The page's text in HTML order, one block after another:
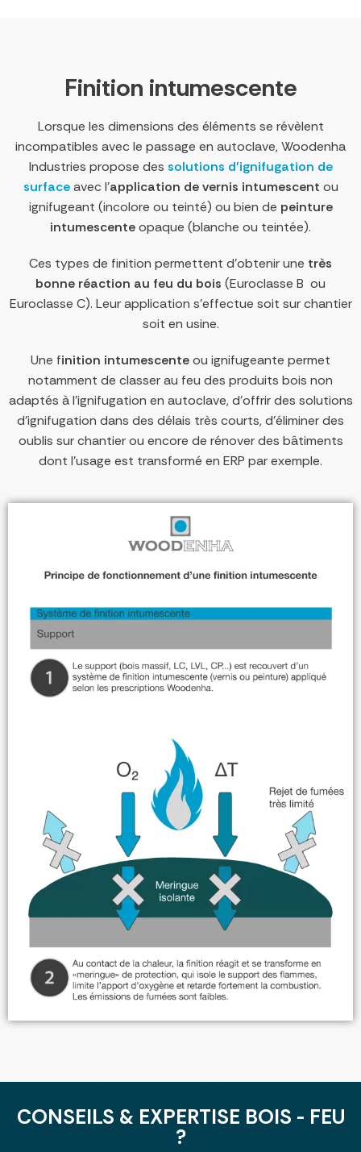
Finition intumescente
Lorsque les dimensions des éléments se révèlent
incompatibles avec le passage en autoclave, Woodenha
Industries propose des solutions d’ignifugation de
surfaceavec l’application de vernis intumescent ou
ignifugeant (incolore ou teinté) ou bien de peinture
intumescenteopaque (blanche ou teintée).
Ces types de finition permettent d’obtenir une très
bonne réaction au feu du bois (Euroclasse B ou
Euroclasse C). Leur application s’effectue soit sur chantier
soit en usine.
Une finition intumescenteou ignifugeante permet
notamment de classer au feu des produits bois non
adaptés à l’ignifugation en autoclave, d’offrir des solutions
d’ignifugation dans des délais très courts, d’éliminer des
oublis sur chantier ou encore de rénover des bâtiments
dont l’usage est transformé en ERP par exemple.
CONSEILS & EXPERTISE BOIS - FEU
?